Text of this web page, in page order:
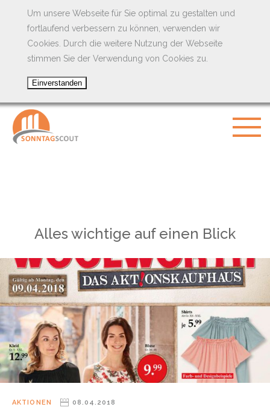
Um unsere Webseite für Sie optimal zu gestalten und
fortlaufend verbessern zu können, verwenden wir
Cookies. Durch die weitere Nutzung der Webseite
stimmen Sie der Verwendung von Cookies zu.
Alles wichtige auf einen Blick
AKTIONEN 08.04.2018